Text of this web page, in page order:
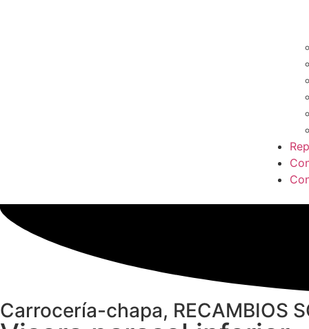
Carrocería-chapa, RECAMBIOS